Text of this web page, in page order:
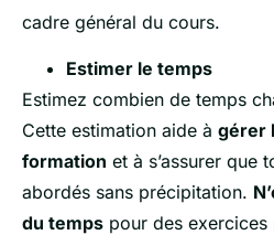
cadre général du cours.
Estimer le temps
Estimez combien de temps
Cette estimation aide à gérer
formation et à s’assurer que
abordés sans précipitation.
du temps pour des exercices